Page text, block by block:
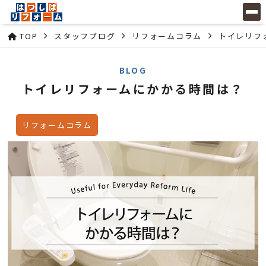
TOP スタッフブログ リフォームコラム トイレリ
BLOG
トイレリフォームにかかる時間は？
リフォームコラム